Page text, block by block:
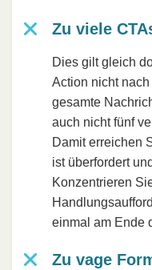
Zu viele
Dies gilt gleich
Action nicht
gesamte
auch nicht fünf
Damit erreichen
ist überfordert
Konzentrieren
einmal am Ende
Zu vage